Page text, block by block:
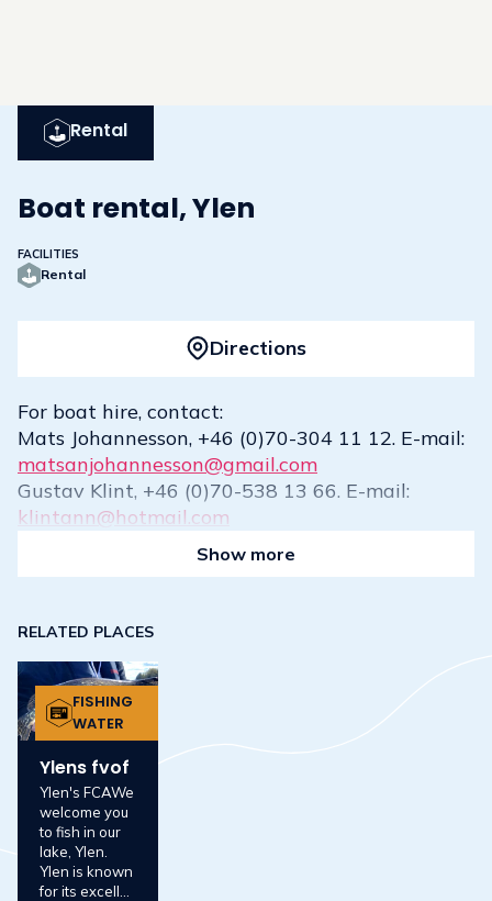
Rental
Boat rental, Ylen
FACILITIES
Rental
Directions
For boat hire, contact:
Mats Johannesson, +46 (0)70-304 11 12. E-mail:
matsanjohannesson@gmail.com
Gustav Klint, +46 (0)70-538 13 66. E-mail:
klintann@hotmail.com
Show more
RELATED PLACES
FISHING
WATER
Ylens fvof
Ylen's FCAWe
welcome you
to fish in our
lake, Ylen.
Ylen is known
for its excell...